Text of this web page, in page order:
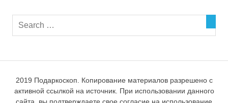
2019 Подаркоскоп. Копирование материалов разрешено с
активной ссылкой на источник. При использовании данного